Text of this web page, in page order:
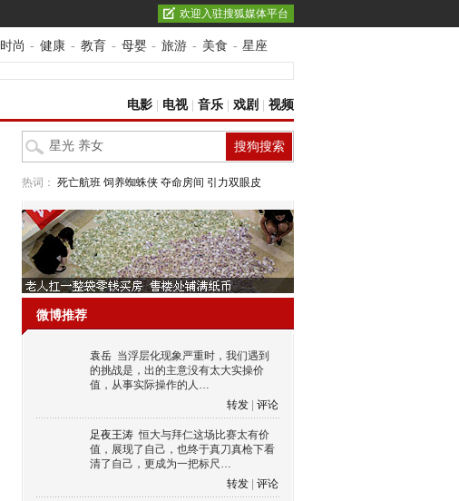
欢迎入驻搜狐媒体平台
时尚 - 健康 - 教育 - 母婴 - 旅游 - 美食 - 星座
电影 电视| 音乐 戏剧 视频
热词： 死亡航班 饲养蜘蛛侠 夺命房间 引力双眼皮
微博推荐
袁岳 当浮层化现象严重时，我们遇到
的挑战是，出的主意没有太大实操价
值，从事实际操作的人…
转发
评论
足夜王涛 恒大与拜仁这场比赛太有价
值，展现了自己，也终于真刀真枪下看
清了自己，更成为一把标尺…
转发
评论